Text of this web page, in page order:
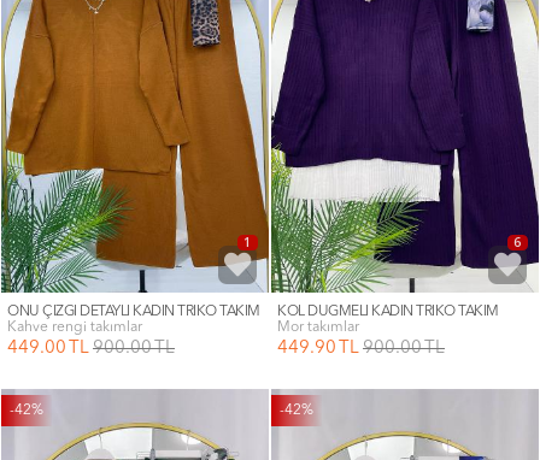
1
ÖNÜ ÇİZGİ DETAYLI KADIN TRİKO TAKIM
kahve rengi takımlar
449.00 TL 900.00TL
6
KOL DÜĞMELİ KADIN TRİKO TAKIM
mor takımlar
449.90 TL 900.00TL
-42% -42%